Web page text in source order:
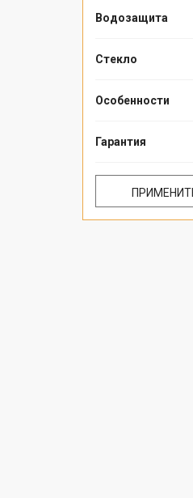
Водозащита
Стекло
Особенности
Гарантия